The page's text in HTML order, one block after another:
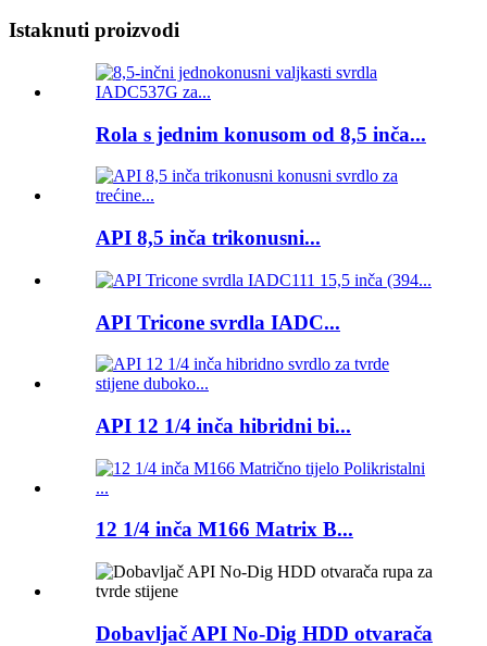
Istaknuti proizvodi
Rola s jednim konusom od 8,5 inča...
API 8,5 inča trikonusni...
API Tricone svrdla IADC...
API 12 1/4 inča hibridni bi...
12 1/4 inča M166 Matrix B...
Dobavljač API No-Dig HDD otvarača